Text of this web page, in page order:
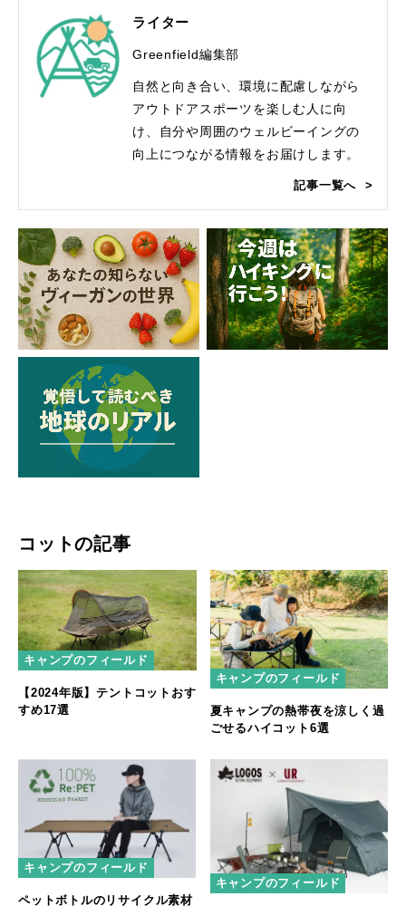
ライター
Greenfield編集部
自然と向き合い、環境に配慮しながら
アウトドアスポーツを楽しむ人に向
け、自分や周囲のウェルビーイングの
向上につながる情報をお届けします。
記事一覧へ
コットの記事
キャンプのフィールド
【2024年版】テントコットおす
すめ17選
キャンプのフィールド
夏キャンプの熱帯夜を涼しく過
ごせるハイコット6選
キャンプのフィールド
ペットボトルのリサイクル素材
キャンプのフィールド